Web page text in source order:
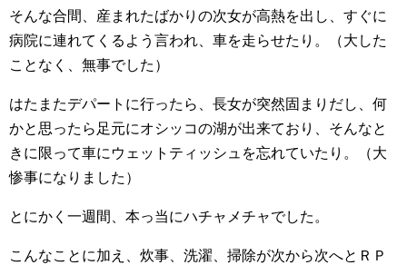
そんな合間、産まれたばかりの次女が高熱を出し、すぐに
病院に連れてくるよう言われ、車を走らせたり。（大した
ことなく、無事でした）
はたまたデパートに行ったら、長女が突然固まりだし、何
かと思ったら足元にオシッコの湖が出来ており、そんなと
きに限って車にウェットティッシュを忘れていたり。（大
惨事になりました）
とにかく一週間、本っ当にハチャメチャでした。
こんなことに加え、炊事、洗濯、掃除が次から次へとＲＰ